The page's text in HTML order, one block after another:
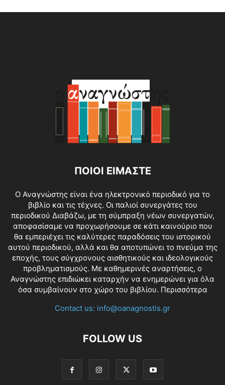
ΠΟΙΟΙ ΕΙΜΑΣΤΕ
O Αναγνώστης είναι ένα ηλεκτρονικό περιοδικό για το
βιβλίο και τις τέχνες. Οι παλιοί συνεργάτες του
περιοδικού Διαβάζω, με τη σύμπραξη νέων συνεργατών,
αποφασίσαμε να προχωρήσουμε σε κάτι καινούριο που
θα εμπεριέχει τις καλύτερες παραδόσεις του ιστορικού
αυτού περιοδικού, αλλά και θα αποτυπώνει το πνεύμα της
εποχής, τους σύγχρονους αισθητικούς και ιδεολογικούς
προβληματισμούς. Με καθημερινές αναρτήσεις, ο
Αναγνώστης επιδιώκει καταρχήν να ενημερώνει για όλα
όσα συμβαίνουν στο χώρο του βιβλίου. Περισσότερα
Contact us: info@oanagnostis.gr
FOLLOW US